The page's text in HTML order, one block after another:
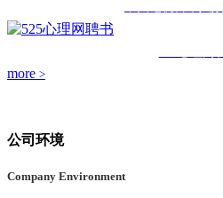
more >
公司环境
Company Environment